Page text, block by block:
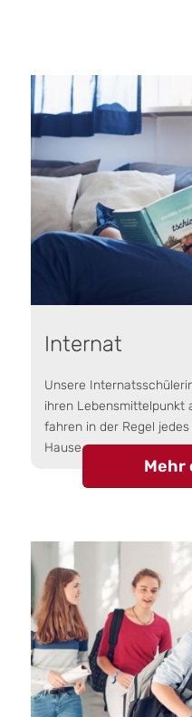
Internat
Unsere
ihren Lebensmittelpunkt
fahren in der Regel
Hause.
Mehr